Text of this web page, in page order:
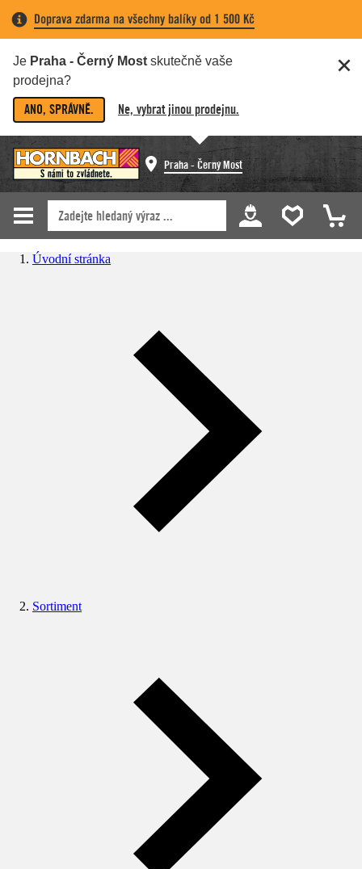
Doprava zdarma na všechny balíky od 1 500 Kč
Je Praha - Černý Most skutečně vaše
prodejna?
ANO, SPRÁVNĚ. Ne, vybrat jinou prodejnu.
Praha - Černý Most
Úvodní stránka
Sortiment